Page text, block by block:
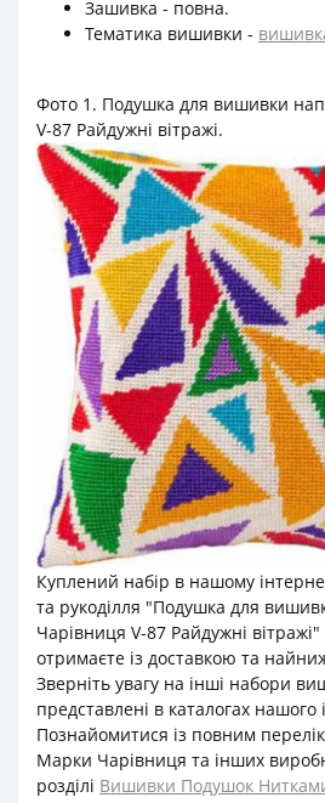
Зашивка - повна.
Тематика вишивки -
Фото 1. Подушка для вишивки
V-87 Райдужні вітражі.
Куплений набір в нашому
та рукоділля "Подушка для
Чарівниця V-87 Райдужні
отримаєте із доставкою та
Зверніть увагу на інші набори
представлені в каталогах нашого
Познайомитися із повним
Марки Чарівниця та інших
розділі Вишивки Подушок